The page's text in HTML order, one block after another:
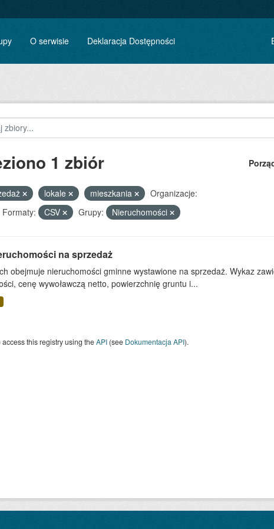
O serwisie Deklaracja Dostępności
1 zbiór
lokale mieszkania
Organizacje:
Formaty: CSV Grupy: Nieruchomości
na sprzedaż
obejmuje nieruchomości gminne wystawione na sprzedaż. Wykaz
cenę wywoławczą netto, powierzchnię gruntu i...
access this registry using theAPI(see Dokumentacja API).